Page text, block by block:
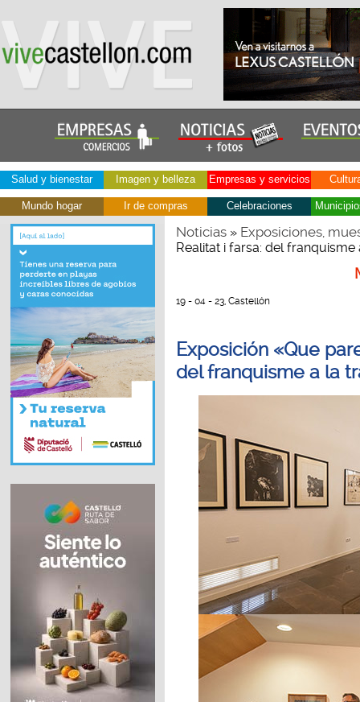
Salud y bienestar Imagen y belleza Empresas y servicios
Mundo hogar Ir de compras Celebraciones
Noticias» Exposiciones,
Realitat i farsa: del franquisme
19 - 04 - 23, Castellón
Exposición «Que
del franquisme a la